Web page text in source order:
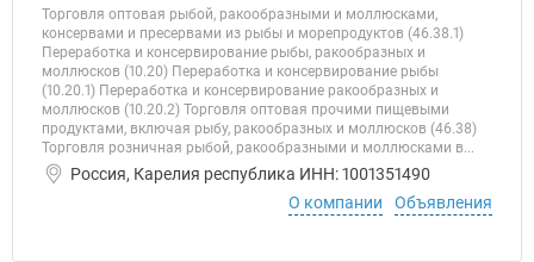
Торговля оптовая рыбой, ракообразными и моллюсками,
консервами и пресервами из рыбы и морепродуктов (46.38.1)
Переработка и консервирование рыбы, ракообразных и
моллюсков (10.20) Переработка и консервирование рыбы
(10.20.1) Переработка и консервирование ракообразных и
моллюсков (10.20.2) Торговля оптовая прочими пищевыми
продуктами, включая рыбу, ракообразных и моллюсков (46.38)
Торговля розничная рыбой, ракообразными и моллюсками в...
Россия, Карелия республика ИНН: 1001351490
О компании
Объявления